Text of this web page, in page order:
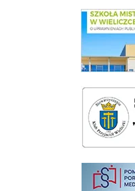
link do SMS
wieliczka-
pomoc prawna